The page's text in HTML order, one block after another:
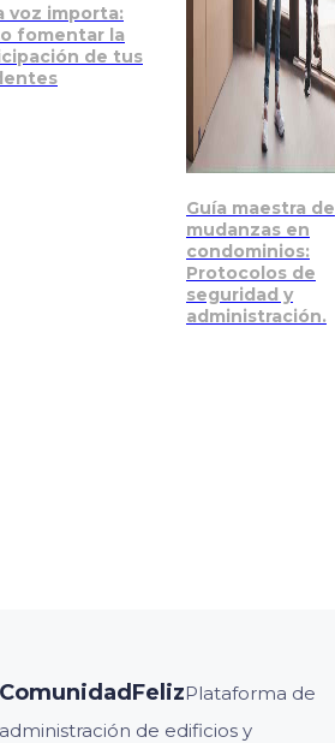
voz importa:
fomentar la
de tus
Guía maestra de
mudanzas en
condominios:
Protocolos de
seguridad y
administración.
ComunidadFelizPlataforma de
administración de edificios y